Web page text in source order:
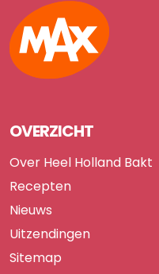
Max
OVERZICHT
Over Heel Holland Bakt
Recepten
Nieuws
Uitzendingen
Sitemap